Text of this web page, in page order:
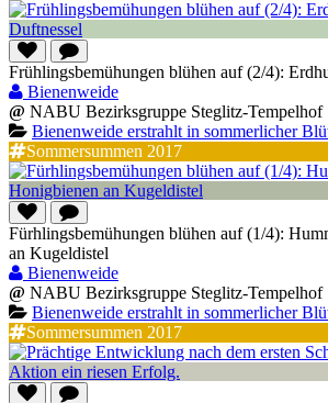
Frühlingsbemühungen blühen auf (2/4):
Bienenweide
@ NABU Bezirksgruppe Steglitz-Tempelhof
Bienenweide erstrahlt in sommerlicher
Sommersummen 2017
Fürhlingsbemühungen blühen auf (1/4):
an Kugeldistel
Bienenweide
@ NABU Bezirksgruppe Steglitz-Tempelhof
Bienenweide erstrahlt in sommerlicher
Sommersummen 2017